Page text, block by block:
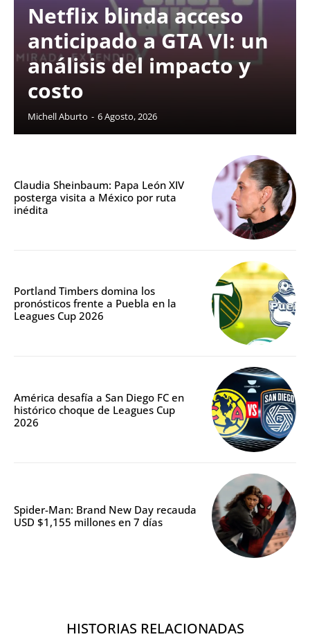
Netflix blinda acceso
anticipado a GTA VI: un
análisis del impacto y
costo
Michell Aburto - 6 Agosto, 2026
Claudia Sheinbaum: Papa León XIV
posterga visita a México por ruta
inédita
Portland Timbers domina los
pronósticos frente a Puebla en la
Leagues Cup 2026
América desafía a San Diego FC en
histórico choque de Leagues Cup
2026
Spider-Man: Brand New Day recauda
USD $1,155 millones en 7 días
HISTORIAS RELACIONADAS